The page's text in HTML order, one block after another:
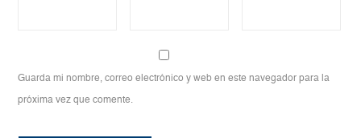
Guarda mi nombre, correo electrónico y web en este navegador para la
próxima vez que comente.